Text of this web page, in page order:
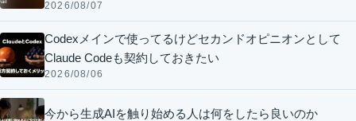
2026/08/07
Codexメインで使ってるけどセカンドオピニオンとして
Claude Codeも契約しておきたい
2026/08/06
今から生成AIを触り始める人は何をしたら良いのか